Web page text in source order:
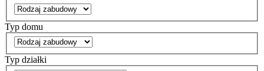
Typ domu
Typ działki